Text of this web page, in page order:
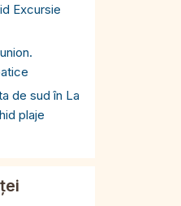
Excursie
de sud în La
plaje